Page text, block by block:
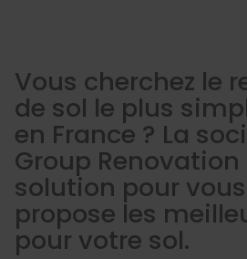
Vous cherchez le
de sol le plus
en France ? La
Group Renovation
solution pour
propose les
pour votre sol.